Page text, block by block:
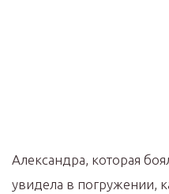
Александра, которая
увидела в погружении,